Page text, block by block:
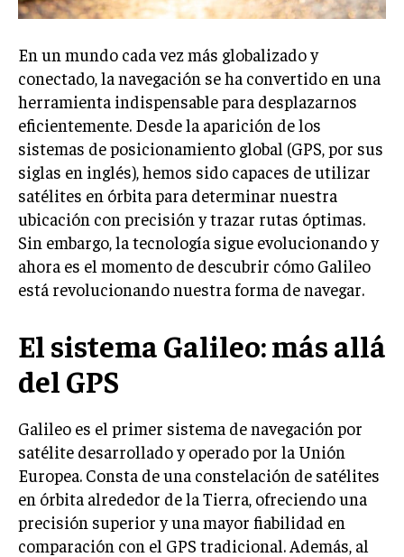
En un mundo cada vez más globalizado y
conectado, la navegación se ha convertido en una
herramienta indispensable para desplazarnos
eficientemente. Desde la aparición de los
sistemas de posicionamiento global (GPS, por sus
siglas en inglés), hemos sido capaces de utilizar
satélites en órbita para determinar nuestra
ubicación con precisión y trazar rutas óptimas.
Sin embargo, la tecnología sigue evolucionando y
ahora es el momento de descubrir cómo Galileo
está revolucionando nuestra forma de navegar.
El sistema Galileo: más allá
del GPS
Galileo es el primer sistema de navegación por
satélite desarrollado y operado por la Unión
Europea. Consta de una constelación de satélites
en órbita alrededor de la Tierra, ofreciendo una
precisión superior y una mayor fiabilidad en
comparación con el GPS tradicional. Además, al